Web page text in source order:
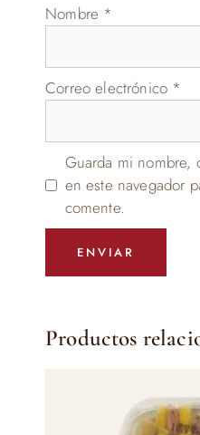
Nombre *
Correo electrónico *
Guarda mi nombre,
en este navegador
comente.
Productos